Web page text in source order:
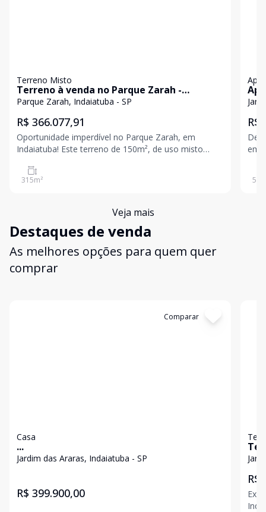
Terreno Misto
Terreno à venda no Parque Zarah -
IndaiatubaParque Zarah, Indaiatuba - SP
R$ 366.077,91
Oportunidade imperdível no Parque Zarah, em
Indaiatuba! Este terreno de 150m², de uso misto
em uma região em franco crescimento. Ideal para
quem busca um investimento seguro ou deseja
315m²
R$
em
51
Veja mais
Destaques de venda
As melhores opções para quem quer
comprar
Comparar
Casa
...
Jardim das Araras, Indaiatuba - SP
R$ 399.900,00
R$